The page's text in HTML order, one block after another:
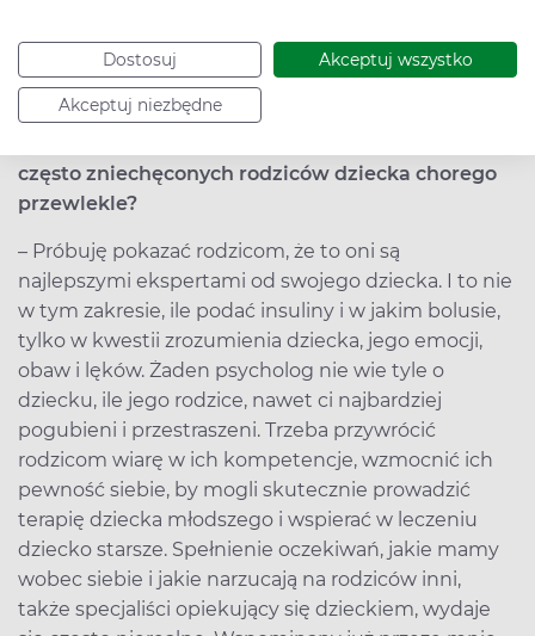
Dostosuj Akceptuj wszystko
Akceptuj niezbędne
podkreślać i doceniać sukcesy w borykaniu się z
chorobą, często osiągane z wielkim trudem i
poświęceniem.
często zniechęconych rodziców dziecka chorego
przewlekle?
– Próbuję pokazać rodzicom, że to oni są
najlepszymi ekspertami od swojego dziecka. I to nie
w tym zakresie, ile podać insuliny i w jakim bolusie,
tylko w kwestii zrozumienia dziecka, jego emocji,
obaw i lęków. Żaden psycholog nie wie tyle o
dziecku, ile jego rodzice, nawet ci najbardziej
pogubieni i przestraszeni. Trzeba przywrócić
rodzicom wiarę w ich kompetencje, wzmocnić ich
pewność siebie, by mogli skutecznie prowadzić
terapię dziecka młodszego i wspierać w leczeniu
dziecko starsze. Spełnienie oczekiwań, jakie mamy
wobec siebie i jakie narzucają na rodziców inni,
także specjaliści opiekujący się dzieckiem, wydaje